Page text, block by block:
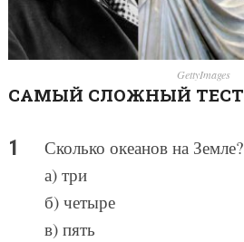
GettyImages
САМЫЙ СЛОЖНЫЙ ТЕСТ
Сколько океанов на Земле?
а) три
б) четыре
в) пять